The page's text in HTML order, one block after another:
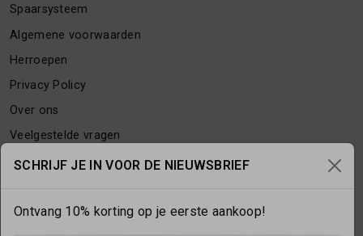
Spaarsysteem
Algemene voorwaarden
Herroepen
Privacy Policy
Over ons
Veelgestelde vragen
Contact
OPENINGSTIJDEN
SCHRIJF JE IN VOOR DE NIEUWSBRIEF
Ontvang 10% korting op je eerste aankoop!